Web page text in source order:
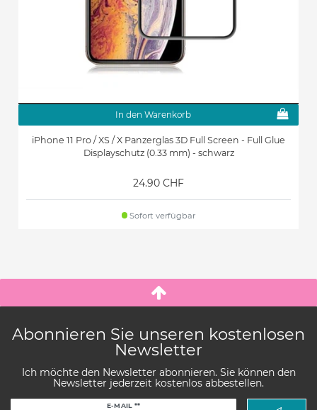
In den Warenkorb
iPhone 11 Pro / XS / X Panzerglas 3D Full Screen - Full Glue
Displayschutz (0.33 mm) - schwarz
24.90 CHF
Sofort verfügbar
Abonnieren Sie unseren kostenlosen
Newsletter
Ich möchte den Newsletter abonnieren. Sie können den
Newsletter jederzeit kostenlos abbestellen.
E-MAIL **